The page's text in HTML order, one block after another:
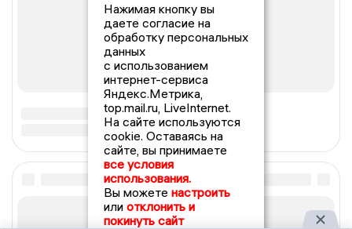
Нажимая кнопку вы
даете согласие на
обработку персональных
данных
с использованием
интернет-сервиса
Яндекс.Метрика,
top.mail.ru, LiveInternet.
На сайте используются
cookie. Оставаясь на
сайте, вы принимаете
все условия
использования.
Вы можете настроить
или отклонить и
покинуть сайт